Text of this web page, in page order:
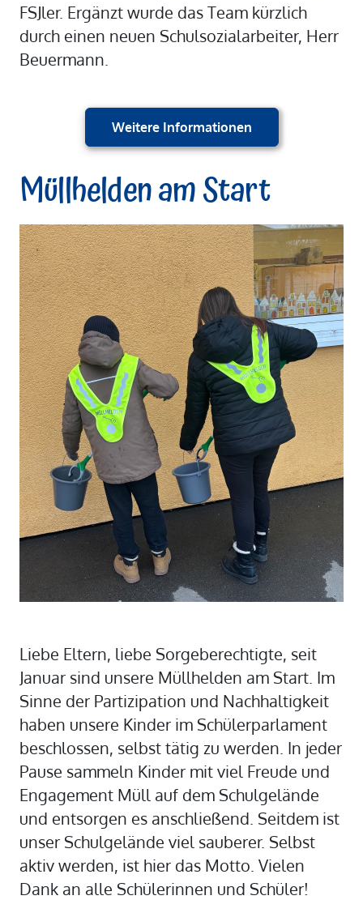
FSJler. Ergänzt wurde das Team kürzlich
durch einen neuen Schulsozialarbeiter, Herr
Beuermann.
Weitere Informationen
Müllhelden am Start
Liebe Eltern, liebe Sorgeberechtigte, seit
Januar sind unsere Müllhelden am Start. Im
Sinne der Partizipation und Nachhaltigkeit
haben unsere Kinder im Schülerparlament
beschlossen, selbst tätig zu werden. In jeder
Pause sammeln Kinder mit viel Freude und
Engagement Müll auf dem Schulgelände
und entsorgen es anschließend. Seitdem ist
unser Schulgelände viel sauberer. Selbst
aktiv werden, ist hier das Motto. Vielen
Dank an alle Schülerinnen und Schüler!